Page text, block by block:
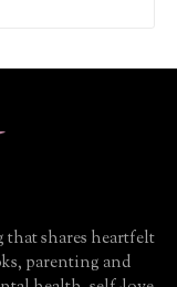
that shares heartfelt
parenting and